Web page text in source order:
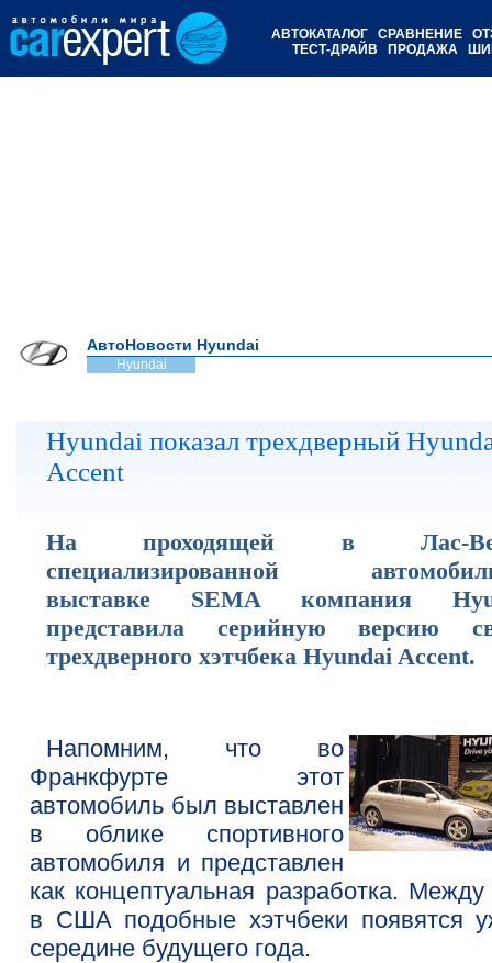
АВТОКАТАЛОГ СРАВНЕНИЕ
ТЕСТ-ДРАЙВ
ПРОДАЖА
АвтоНовости Hyundai
Hyundai
Hyundai показал трехдверный
Accent
На проходящей в Лас-
специализированной
выставке SEMA компания
представила серийную версию
трехдверного хэтчбека Hyundai Accent.
Напомним, что во
Франкфурте этот
автомобиль был выставлен
в облике спортивного
автомобиля и представлен
как концептуальная разработка.
в США подобные хэтчбеки появятся
середине будущего года.